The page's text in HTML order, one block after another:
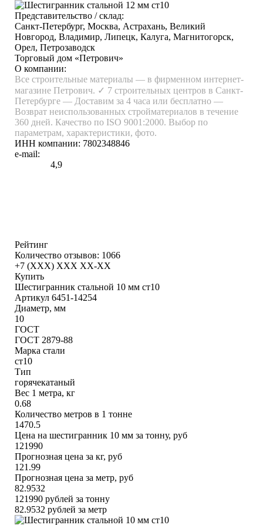
Представительство / склад:
Санкт-Петербург, Москва, Астрахань, Великий
Новгород, Владимир, Липецк, Калуга, Магнитогорск,
Орел, Петрозаводск
Торговый дом «Петрович»
О компании:
Все строительные материалы — в фирменном интернет-
магазине Петрович. ✓ 7 строительных центров в Санкт-
Петербурге — Доставим за 4 часа или бесплатно —
Возврат неиспользованных стройматериалов в течение
360 дней. Качество по ISO 9001:2000. Выбор по
параметрам, характеристики, фото.
ИНН компании: 7802348846
e-mail:
Рейтинг
4,9
Количество отзывов: 1066
+7 (XXX) ХХХ ХХ-ХХ
Купить
Шестигранник стальной 10 мм ст10
Артикул 6451-14254
Диаметр, мм
10
ГОСТ
ГОСТ 2879-88
Марка стали
ст10
Тип
горячекатаный
Вес 1 метра, кг
0.68
Количество метров в 1 тонне
1470.5
Цена на шестигранник 10 мм за тонну, руб
121990
Прогнозная цена за кг, руб
121.99
Прогнозная цена за метр, руб
82.9532
121990 рублей за тонну
82.9532 рублей за метр